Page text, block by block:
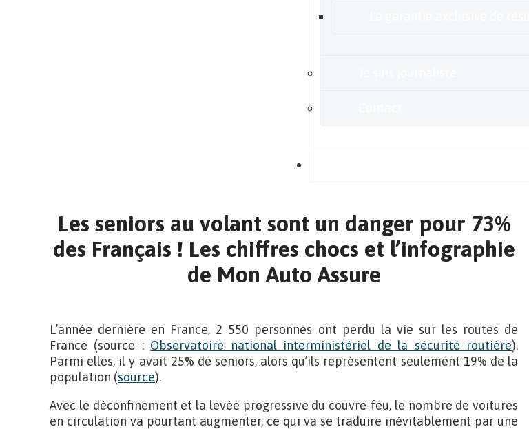
Les seniors au volant sont un danger pour 73%
des Français ! Les chiffres chocs et l’infographie
de Mon Auto Assure
L’année dernière en France, 2 550 personnes ont perdu la vie sur les routes de
France (source : Observatoire national interministériel de la sécurité routière).
Parmi elles, il y avait 25% de seniors, alors qu’ils représentent seulement 19% de la
population (source).
Avec le déconfinement et la levée progressive du couvre-feu, le nombre de voitures
en circulation va pourtant augmenter, ce qui va se traduire inévitablement par une